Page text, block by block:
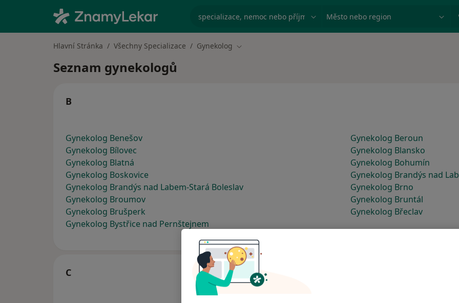
specializace, nemoc nebo příjmení Město nebo region
Hlavní Stránka Všechny Specializace Gynekolog Změna města
Seznam gynekologů
B
Gynekolog Benešov
Gynekolog Beroun
Gynekolog Bílovec
Gynekolog Blansko
Gynekolog Blatná
Gynekolog Bohumín
Gynekolog Boskovice
Gynekolog Brandýs nad
Gynekolog Brandýs nad Labem-Stará Boleslav
Gynekolog Brno
Gynekolog Broumov
Gynekolog Bruntál
Gynekolog Brušperk
Gynekolog Břeclav
Gynekolog Bystřice nad Pernštejnem
C